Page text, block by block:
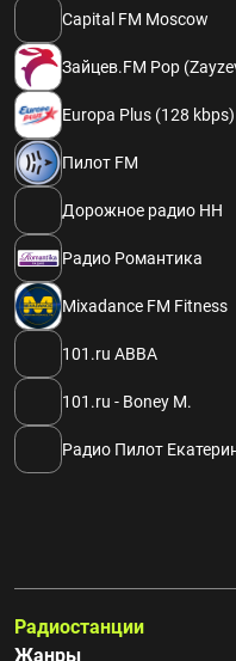
Capital FM Moscow
Зайцев.FM Pop
Europa Plus (128 kbps)
Пилот FM
Дорожное радио НН
Радио Романтика
Mixadance FM Fitness
101.ru ABBA
101.ru - Boney M.
Радио Пилот
Радиостанции
Жанры